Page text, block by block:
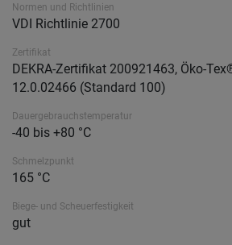
Normen und Richtlinien
VDI Richtlinie 2700
Zertifikat
DEKRA-Zertifikat 200921463, Öko-
12.0.02466 (Standard 100)
Dauergebrauchstemperatur
-40 bis +80 °C
Schmelzpunkt
165 °C
Biege- und Scheuerfestigkeit
gut